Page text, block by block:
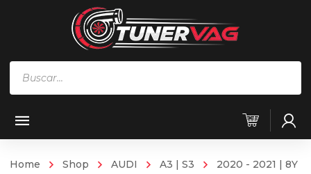
Home Shop AUDI A3 | S3
2020 - 2021 | 8Y